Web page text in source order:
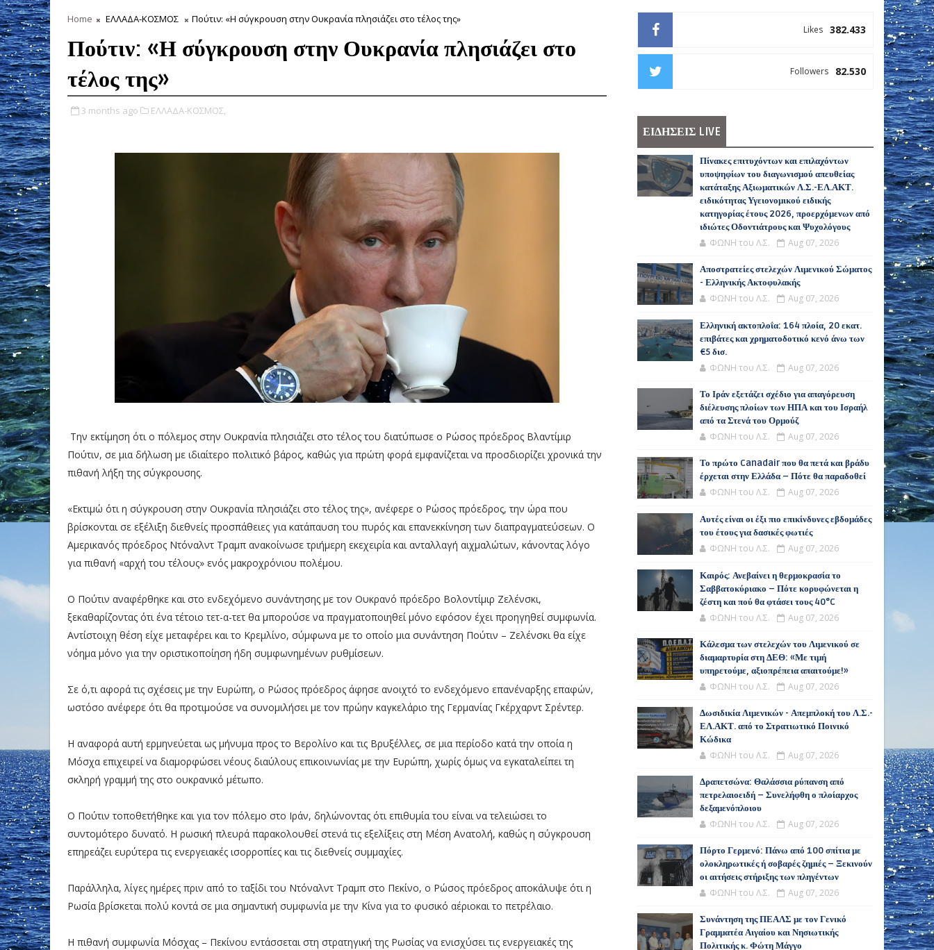
Home ΕΛΛΑΔΑ-ΚΟΣΜΟΣ Πούτιν: «Η σύγκρουση στην Ουκρανία πλησιάζει στο τέλος της»
Πούτιν: «Η σύγκρουση στην Ουκρανία πλησιάζει στο
τέλος της»
3 months ago ΕΛΛΑΔΑ-ΚΟΣΜΟΣ,
Την εκτίμηση ότι ο πόλεμος στην Ουκρανία πλησιάζει στο τέλος του διατύπωσε ο Ρώσος πρόεδρος Βλαντίμιρ
Πούτιν, σε μια δήλωση με ιδιαίτερο πολιτικό βάρος, καθώς για πρώτη φορά εμφανίζεται να προσδιορίζει χρονικά την
πιθανή λήξη της σύγκρουσης.
«Εκτιμώ ότι η σύγκρουση στην Ουκρανία πλησιάζει στο τέλος της», ανέφερε ο Ρώσος πρόεδρος, την ώρα που
βρίσκονται σε εξέλιξη διεθνείς προσπάθειες για κατάπαυση του πυρός και επανεκκίνηση των διαπραγματεύσεων. Ο
Αμερικανός πρόεδρος Ντόναλντ Τραμπ ανακοίνωσε τριήμερη εκεχειρία και ανταλλαγή αιχμαλώτων, κάνοντας λόγο
για πιθανή «αρχή του τέλους» ενός μακροχρόνιου πολέμου.
Ο Πούτιν αναφέρθηκε και στο ενδεχόμενο συνάντησης με τον Ουκρανό πρόεδρο Βολοντίμιρ Ζελένσκι,
ξεκαθαρίζοντας ότι ένα τέτοιο τετ-α-τετ θα μπορούσε να πραγματοποιηθεί μόνο εφόσον έχει προηγηθεί συμφωνία.
Αντίστοιχη θέση είχε μεταφέρει και το Κρεμλίνο, σύμφωνα με το οποίο μια συνάντηση Πούτιν – Ζελένσκι θα είχε
νόημα μόνο για την οριστικοποίηση ήδη συμφωνημένων ρυθμίσεων.
Σε ό,τι αφορά τις σχέσεις με την Ευρώπη, ο Ρώσος πρόεδρος άφησε ανοιχτό το ενδεχόμενο επανέναρξης επαφών,
ωστόσο ανέφερε ότι θα προτιμούσε να συνομιλήσει με τον πρώην καγκελάριο της Γερμανίας Γκέρχαρντ Σρέντερ.
Η αναφορά αυτή ερμηνεύεται ως μήνυμα προς το Βερολίνο και τις Βρυξέλλες, σε μια περίοδο κατά την οποία η
Μόσχα επιχειρεί να διαμορφώσει νέους διαύλους επικοινωνίας με την Ευρώπη, χωρίς όμως να εγκαταλείπει τη
σκληρή γραμμή της στο ουκρανικό μέτωπο.
Ο Πούτιν τοποθετήθηκε και για τον πόλεμο στο Ιράν, δηλώνοντας ότι επιθυμία του είναι να τελειώσει το
συντομότερο δυνατό. Η ρωσική πλευρά παρακολουθεί στενά τις εξελίξεις στη Μέση Ανατολή, καθώς η σύγκρουση
επηρεάζει ευρύτερα τις ενεργειακές ισορροπίες και τις διεθνείς συμμαχίες.
Παράλληλα, λίγες ημέρες πριν από το ταξίδι του Ντόναλντ Τραμπ στο Πεκίνο, ο Ρώσος πρόεδρος αποκάλυψε ότι η
Ρωσία βρίσκεται πολύ κοντά σε μια σημαντική συμφωνία με την Κίνα για το φυσικό αέριοκαι το πετρέλαιο.
Η πιθανή συμφωνία Μόσχας – Πεκίνου εντάσσεται στη στρατηγική της Ρωσίας να ενισχύσει τις ενεργειακές της
382.433
Likes
82.530
Followers
ΕΙΔΗΣΕΙΣ LIVE
Πίνακες επιτυχόντων και επιλαχόντων
υποψηφίων του διαγωνισμού απευθείας
κατάταξης Αξιωματικών Λ.Σ.-ΕΛ.ΑΚΤ.
ειδικότητας Υγειονομικού ειδικής
κατηγορίας έτους 2026, προερχόμενων από
ιδιώτες Οδοντιάτρους και Ψυχολόγους
ΦΩΝΗ του Λ.Σ. Aug 07, 2026
Αποστρατείες στελεχών Λιμενικού Σώματος
- Ελληνικής Ακτοφυλακής
ΦΩΝΗ του Λ.Σ. Aug 07, 2026
Ελληνική ακτοπλοΐα: 164 πλοία, 20 εκατ.
επιβάτες και χρηματοδοτικό κενό άνω των
€5 δισ.
ΦΩΝΗ του Λ.Σ. Aug 07, 2026
Το Ιράν εξετάζει σχέδιο για απαγόρευση
διέλευσης πλοίων των ΗΠΑ και του Ισραήλ
από τα Στενά του Ορμούζ
ΦΩΝΗ του Λ.Σ. Aug 07, 2026
Το πρώτο Canadair που θα πετά και βράδυ
έρχεται στην Ελλάδα – Πότε θα παραδοθεί
ΦΩΝΗ του Λ.Σ. Aug 07, 2026
Αυτές είναι οι έξι πιο επικίνδυνες εβδομάδες
του έτους για δασικές φωτιές
ΦΩΝΗ του Λ.Σ. Aug 07, 2026
Καιρός: Ανεβαίνει η θερμοκρασία το
Σαββατοκύριακο – Πότε κορυφώνεται η
ζέστη και πού θα φτάσει τους 40°C
ΦΩΝΗ του Λ.Σ. Aug 07, 2026
Κάλεσμα των στελεχών του Λιμενικού σε
διαμαρτυρία στη ΔΕΘ: «Με τιμή
υπηρετούμε, αξιοπρέπεια απαιτούμε!»
ΦΩΝΗ του Λ.Σ. Aug 07, 2026
Δωσιδικία Λιμενικών - Απεμπλοκή του Λ.Σ.-
ΕΛ.ΑΚΤ. από το Στρατιωτικό Ποινικό
Κώδικα
ΦΩΝΗ του Λ.Σ. Aug 07, 2026
Δραπετσώνα: Θαλάσσια ρύπανση από
πετρελαιοειδή – Συνελήφθη ο πλοίαρχος
δεξαμενόπλοιου
ΦΩΝΗ του Λ.Σ. Aug 07, 2026
Πόρτο Γερμενό: Πάνω από 100 σπίτια με
ολοκληρωτικές ή σοβαρές ζημιές – Ξεκινούν
οι αιτήσεις στήριξης των πληγέντων
ΦΩΝΗ του Λ.Σ. Aug 07, 2026
Συνάντηση της ΠΕΑΛΣ με τον Γενικό
Γραμματέα Αιγαίου και Νησιωτικής
Πολιτικής κ. Φώτη Μάγγο